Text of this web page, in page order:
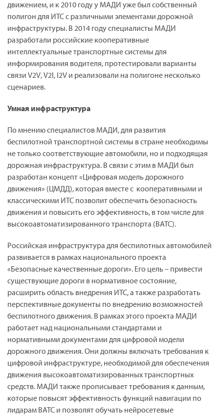
движением, и к 2010 году у МАДИ уже был собственный
полигон для ИТС с различными элементами дорожной
инфраструктуры. В 2014 году специалисты МАДИ
разработали российские кооперативные
интеллектуальные транспортные системы для
информирования водителя, протестировали варианты
связи V2V,V2I, I2V и реализовали на полигоне несколько
сценариев.
Умная инфраструктура
По мнению специалистов МАДИ, для развития
беспилотной транспортной системы в стране необходимы
не только соответствующие автомобили, но и подходящая
дорожная инфраструктура. В связи с этим в МАДИ был
разработан концепт «Цифровая модель дорожного
движения» (ЦМДД), которая вместе с кооперативными и
классическими ИТС позволит обеспечить безопасность
движения и повысить его эффективность, в том числе для
высокоавтоматизированного транспорта (ВАТС).
Российская инфраструктура для беспилотных автомобилей
развивается в рамках национального проекта
«Безопасные качественные дороги». Его цель – привести
существующие дороги в нормативное состояние,
расширить область внедрения ИТС, а также разработать
перспективные документы по внедрению возможностей
беспилотного движения. В рамках этого проекта МАДИ
работает над национальными стандартами и
нормативными документами для цифровой модели
дорожного движения. Они должны включать требования к
цифровой инфраструктуре, необходимой для обеспечения
движения высокоавтоматизированных транспортных
средств. МАДИ также прописывает требования к данным,
которые повысят эффективность функций навигации по
лидарам ВАТС и позволят обучать нейросетевые